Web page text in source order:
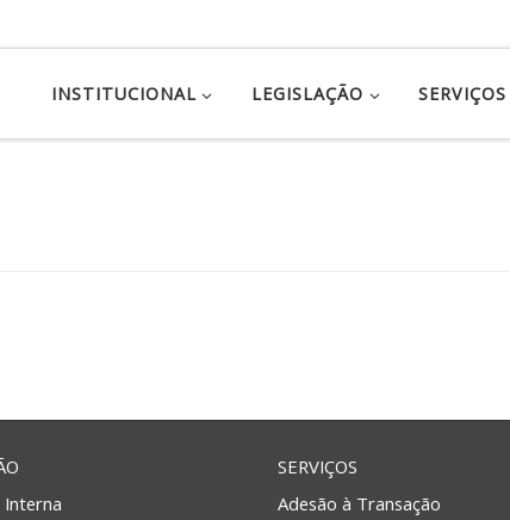
INSTITUCIONAL LEGISLAÇÃO SERVIÇOS
Interna
SERVIÇOS
Adesão à Transação